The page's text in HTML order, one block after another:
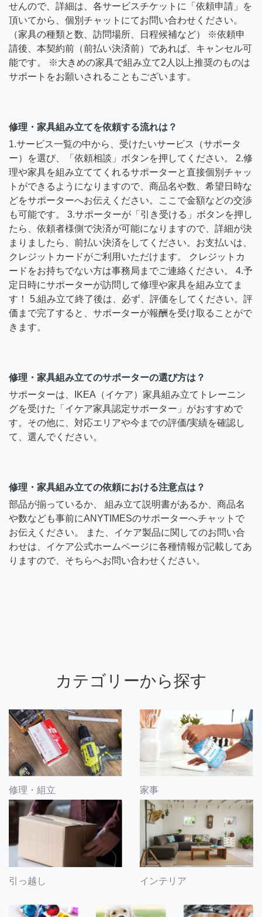
せんので、詳細は、各サービスチケットに「依頼申請」を
頂いてから、個別チャットにてお問い合わせください。
（家具の種類と数、訪問場所、日程候補など） ※依頼申
請後、本契約前（前払い決済前）であれば、キャンセル可
能です。 ※大きめの家具で組み立て2人以上推奨のものは
サポートをお願いされることもございます。
修理・家具組み立てを依頼する流れは？
1.サービス一覧の中から、受けたいサービス（サポータ
ー）を選び、「依頼相談」ボタンを押してください。 2.修
理や家具を組み立ててくれるサポーターと直接個別チャッ
トができるようになりますので、商品名や数、希望日時な
どをサポーターへお伝えください。ここで金額などの交渉
も可能です。 3.サポーターが「引き受ける」ボタンを押し
たら、依頼者様側で決済が可能になりますので、詳細が決
まりましたら、前払い決済をしてください。お支払いは、
クレジットカードがご利用いただけます。 クレジットカ
ードをお持ちでない方は事務局までご連絡ください。 4.予
定日時にサポーターが訪問して修理や家具を組み立てま
す！ 5.組み立て終了後は、必ず、評価をしてください。評
価まで完了すると、サポーターが報酬を受け取ることがで
きます。
修理・家具組み立てのサポーターの選び方は？
サポーターは、IKEA（イケア）家具組み立てトレーニン
グを受けた「イケア家具認定サポーター」がおすすめで
す。その他に、対応エリアや今までの評価/実績を確認し
て、選んでください。
修理・家具組み立ての依頼における注意点は？
部品が揃っているか、 組み立て説明書があるか、商品名
や数なども事前にANYTIMESのサポーターへチャットで
お伝えください。 また、イケア製品に関してのお問い合
わせは、イケア公式ホームページに各種情報が記載してあ
りますので、そちらへお問い合わせください。
カテゴリーから探す
修理・組立 家事
引っ越し インテリア